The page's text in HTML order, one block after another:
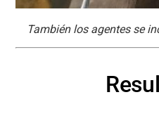
También los agentes se